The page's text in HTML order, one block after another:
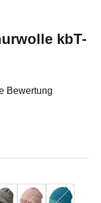
kbT-
Bewertung
Grau
Rose-NaturLagoon-Blau